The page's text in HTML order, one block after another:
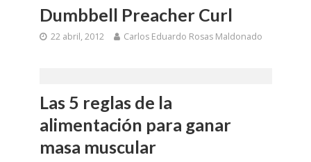
Dumbbell Preacher Curl
22 abril, 2012 Carlos Eduardo Rosas Maldonado
Las 5 reglas de la
alimentación para ganar
masa muscular